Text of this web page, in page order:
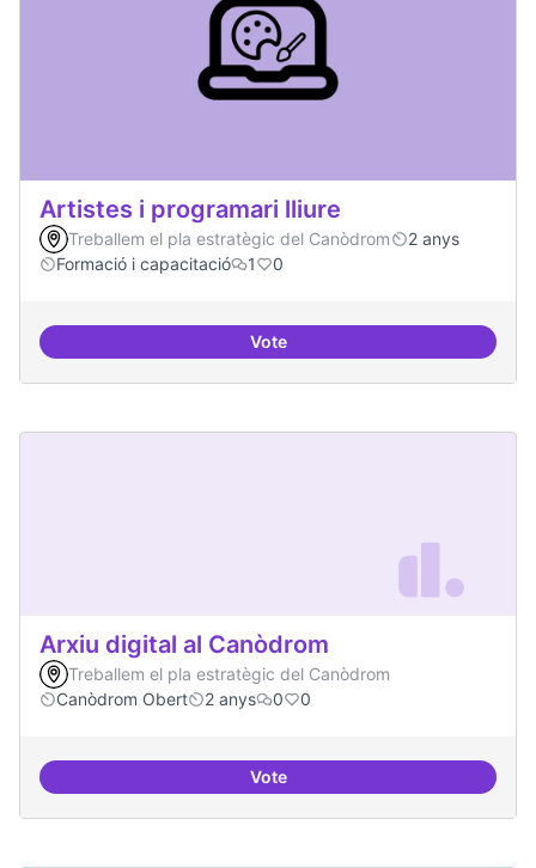
Artistes i programari lliure
Treballem el pla estratègic del Canòdrom
2 anys
Formació i capacitació
1 0
VoteArtistes i programari lliure
Arxiu digital al Canòdrom
Treballem el pla estratègic del Canòdrom
Canòdrom Obert
2 anys 0 0
VoteArxiu digital al Canòdrom